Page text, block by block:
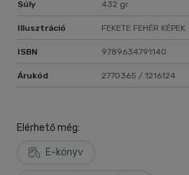
Súly 432 gr
Illusztráció FEKETE FEHÉR KÉPEK
ISBN 9789634791140
Árukód 2770365 / 1216124
Elérhető még:
E-könyv